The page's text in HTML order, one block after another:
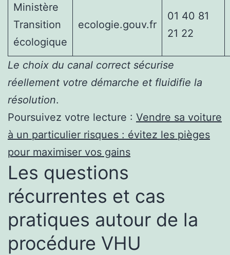
Ministère
Transition
écologique
ecologie.gouv.fr
01 40 81
21 22
Le choix du canal correct sécurise
réellement votre démarche et fluidifie la
résolution.
Poursuivez votre lecture : Vendre sa voiture
à un particulier risques : évitez les pièges
pour maximiser vos gains
Les questions
récurrentes et cas
pratiques autour de la
procédure VHU